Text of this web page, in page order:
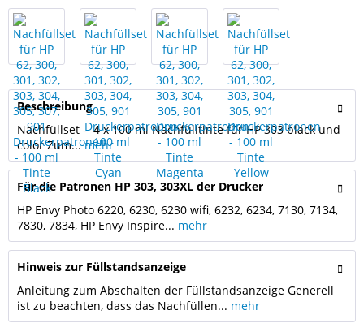
Beschreibung
Nachfüllset - 4 x 100 ml Nachfülltinte für HP 303 black und
color Zum...mehr
Für die Patronen HP 303, 303XL der Drucker
HP Envy Photo 6220, 6230, 6230 wifi, 6232, 6234, 7130, 7134,
7830, 7834, HP Envy Inspire... mehr
Hinweis zur Füllstandsanzeige
Anleitung zum Abschalten der Füllstandsanzeige Generell
ist zu beachten, dass das Nachfüllen... mehr